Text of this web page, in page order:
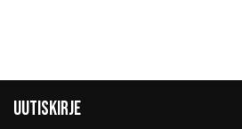
Uutiskirje